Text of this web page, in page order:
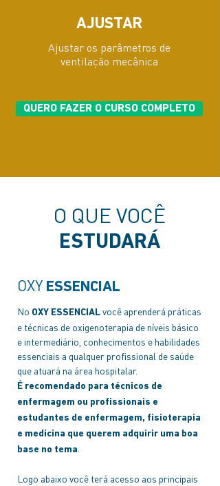
AJUSTAR
Ajustar os parâmetros de
ventilação mecânica
QUERO FAZER O CURSO COMPLETO
O QUE VOCÊ
ESTUDARÁ
OXY ESSENCIAL
No OXY ESSENCIAL você aprenderá práticas
e técnicas de oxigenoterapia de níveis básico
e intermediário, conhecimentos e habilidades
essenciais a qualquer profissional de saúde
que atuará na área hospitalar.
É recomendado para técnicos de
enfermagem ou profissionais e
estudantes de enfermagem, fisioterapia
e medicina que querem adquirir uma boa
base no tema
Logo abaixo você terá acesso aos principais